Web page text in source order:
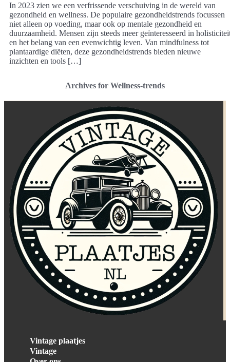
In 2023 zien we een verfrissende verschuiving in de wereld van
gezondheid en wellness. De populaire gezondheidstrends focussen
niet alleen op voeding, maar ook op mentale gezondheid en
duurzaamheid. Mensen zijn steeds meer geïnteresseerd in
en het belang van een evenwichtig leven. Van mindfulness tot
plantaardige diëten, deze gezondheidstrends bieden nieuwe
inzichten en tools […]
Archives for Wellness-trends
Vintage plaatjes
Vintage